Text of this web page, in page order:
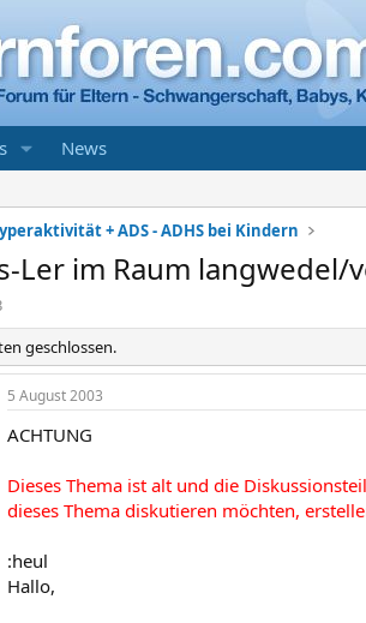
News
+ ADS - ADHS bei Kindern
Ler im Raum langwedel/
geschlossen.
5 August 2003
ACHTUNG
Dieses Thema ist alt und die
dieses Thema diskutieren möchten,
:heul
Hallo,